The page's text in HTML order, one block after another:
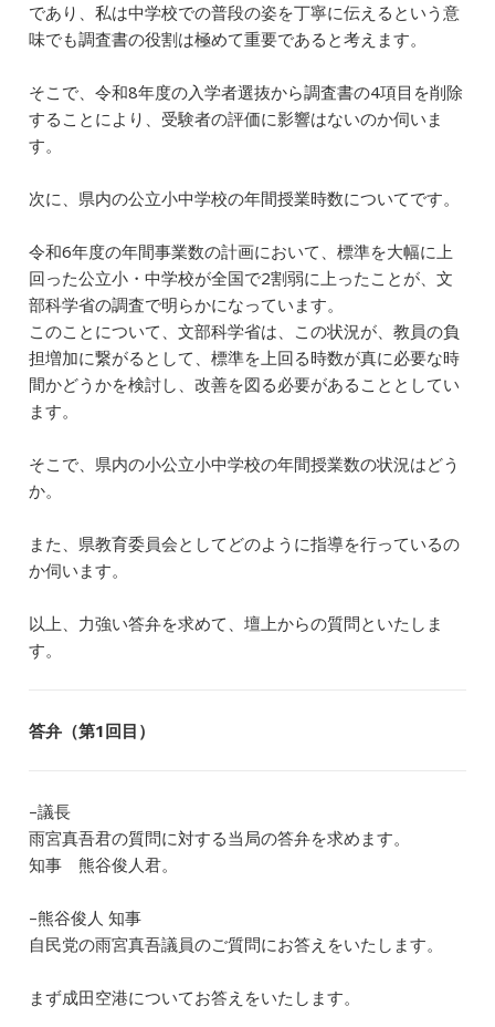
であり、私は中学校での普段の姿を丁寧に伝えるという意
味でも調査書の役割は極めて重要であると考えます。
そこで、令和8年度の入学者選抜から調査書の4項目を削除
することにより、受験者の評価に影響はないのか伺いま
す。
次に、県内の公立小中学校の年間授業時数についてです。
令和6年度の年間事業数の計画において、標準を大幅に上
回った公立小・中学校が全国で2割弱に上ったことが、文
部科学省の調査で明らかになっています。
このことについて、文部科学省は、この状況が、教員の負
担増加に繋がるとして、標準を上回る時数が真に必要な時
間かどうかを検討し、改善を図る必要があることとしてい
ます。
そこで、県内の小公立小中学校の年間授業数の状況はどう
か。
また、県教育委員会としてどのように指導を行っているの
か伺います。
以上、力強い答弁を求めて、壇上からの質問といたしま
す。
答弁（第1回目）
–議長
雨宮真吾君の質問に対する当局の答弁を求めます。
知事 熊谷俊人君。
–熊谷俊人 知事
自民党の雨宮真吾議員のご質問にお答えをいたします。
まず成田空港についてお答えをいたします。